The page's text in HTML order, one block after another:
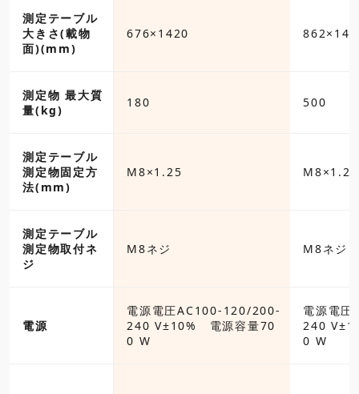
測定テーブル
大きさ(載物
面)(mm)
676×1420
測定物 最大質
量(kg)
180 500
測定テーブル
測定物固定方
法(mm)
M8×1.25 M8×1.25
測定テーブル
測定物取付ネ
ジ
M8ネジ M8ネジ
電源
電源容量70
電源電圧AC100-120/200-
240 V±10% 電源容量70
0 W
電源電
240
0 W